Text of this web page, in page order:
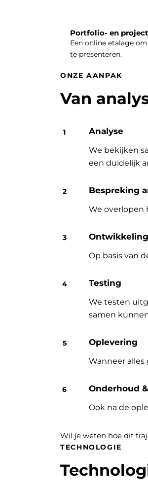
Portfolio- en
Een online etalage
te presenteren.
ONZE AANPAK
Van
Analyse
We bekijken
een duidelijk
Bespreking
We overlopen
Ontwikkeling
Op basis van
Testing
We testen
samen
Oplevering
Wanneer
Onderhoud
Ook na de
Wil je weten hoe dit
TECHNOLOGIE